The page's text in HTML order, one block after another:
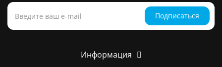
Подписаться
Информация